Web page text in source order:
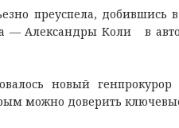
преуспела, добившись
— Александры Коли в
новый генпрокурор
можно доверить